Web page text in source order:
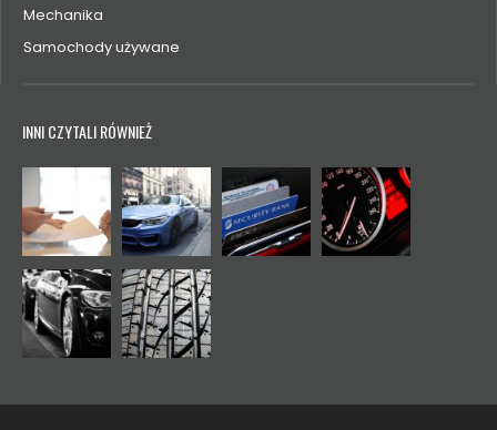
Mechanika
Samochody używane
INNI CZYTALI RÓWNIEŻ